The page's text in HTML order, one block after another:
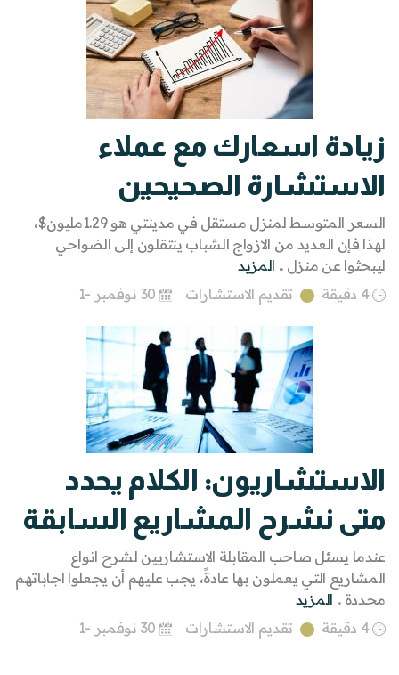
زيادة اسعارك مع عملاء
الاستشارة الصحيحين
السعر المتوسط لمنزل مستقل في مدينتي هو 1.29مليون$،
لهذا فإن العديد من الازواج الشباب ينتقلون إلى الضواحي
ليبحثوا عن منزل .. المزيد
4 دقيقة
تقديم الاستشارات
الاستشاريون: الكلام يحدد
متى نشرح المشاريع السابقة
عندما يسئل صاحب المقابلة الاستشاريين لشرح انواع
المشاريع التي يعملون بها عادةً، يجب عليهم أن يجعلوا اجاباتهم
محددة .. المزيد
4 دقيقة
تقديم الاستشارات